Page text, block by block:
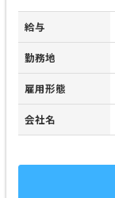
給与
勤務地
雇用形態
会社名